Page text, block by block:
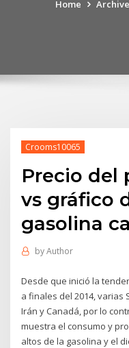
Home
Crooms10065
Precio del
vs gráfico
gasolina
byAuthor
Desde que inició la
a finales del 2014, varias
Irán y Canadá, por lo
muestra el consumo y
altos de la gasolina y el